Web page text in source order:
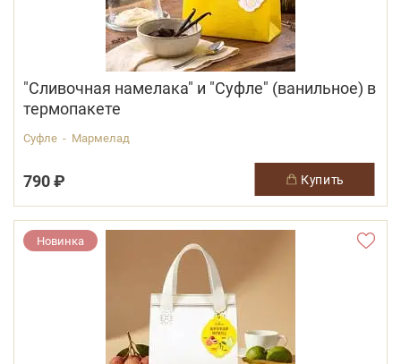
"Сливочная намелака" и "Суфле" (ванильное) в
термопакете
Суфле - Мармелад
790 ₽ купить
Новинка